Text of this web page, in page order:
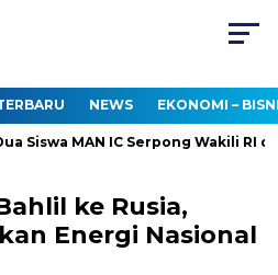
NEWS EKONOMI –
MAN IC Serpong Wakili RI di
ke Rusia,
Energi Nasional